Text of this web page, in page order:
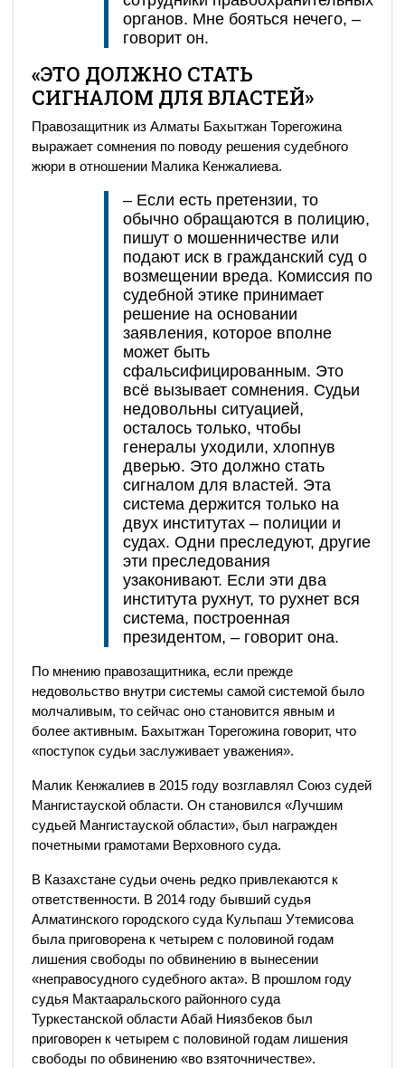
органов. Мне бояться нечего, –
говорит он.
«ЭТО ДОЛЖНО СТАТЬ
СИГНАЛОМ ДЛЯ ВЛАСТЕЙ»
Правозащитник из Алматы Бахытжан Торегожина
выражает сомнения по поводу решения судебного
жюри в отношении Малика Кенжалиева.
– Если есть претензии, то
обычно обращаются в полицию,
пишут о мошенничестве или
подают иск в гражданский суд о
возмещении вреда. Комиссия по
судебной этике принимает
решение на основании
заявления, которое вполне
может быть
сфальсифицированным. Это
всё вызывает сомнения. Судьи
недовольны ситуацией,
осталось только, чтобы
генералы уходили, хлопнув
дверью. Это должно стать
сигналом для властей. Эта
система держится только на
двух институтах – полиции и
судах. Одни преследуют, другие
эти преследования
узаконивают. Если эти два
института рухнут, то рухнет вся
система, построенная
президентом, – говорит она.
По мнению правозащитника, если прежде
недовольство внутри системы самой системой было
молчаливым, то сейчас оно становится явным и
более активным. Бахытжан Торегожина говорит, что
«поступок судьи заслуживает уважения».
Малик Кенжалиев в 2015 году возглавлял Союз судей
Мангистауской области. Он становился «Лучшим
судьей Мангистауской области», был награжден
почетными грамотами Верховного суда.
В Казахстане судьи очень редко привлекаются к
ответственности. В 2014 году бывший судья
Алматинского городского суда Кульпаш Утемисова
была приговорена к четырем с половиной годам
лишения свободы по обвинению в вынесении
«неправосудного судебного акта». В прошлом году
судья Мактааральского районного суда
Туркестанской области Абай Ниязбеков был
приговорен к четырем с половиной годам лишения
свободы по обвинению «во взяточничестве».